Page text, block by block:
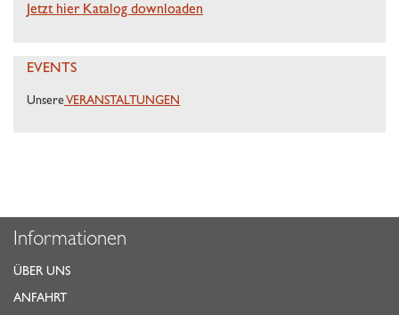
Jetzt hier Katalog downloaden
EVENTS
Unsere VERANSTALTUNGEN
Informationen
ÜBER UNS
ANFAHRT